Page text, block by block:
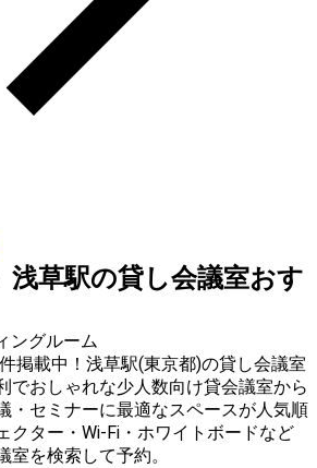
浅草駅の貸し会議室おす
ングルーム
掲載中！浅草駅(東京都)の貸し会議室
でおしゃれな少人数向け貸会議室から
・セミナーに最適なスペースが人気順
クター・Wi-Fi・ホワイトボードなど
を検索して予約。